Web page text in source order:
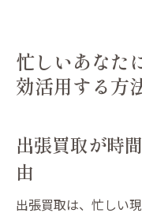
忙しいあなた
効活用する方
出張買取が時
由
出張買取は、忙しい